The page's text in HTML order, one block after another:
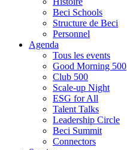
Beci Schools
Structure de Beci
Personnel
Agenda
Tous les events
Good Morning 500
Club 500
Scale-up Night
ESG for All
Talent Talks
Leadership Circle
Beci Summit
Connectors